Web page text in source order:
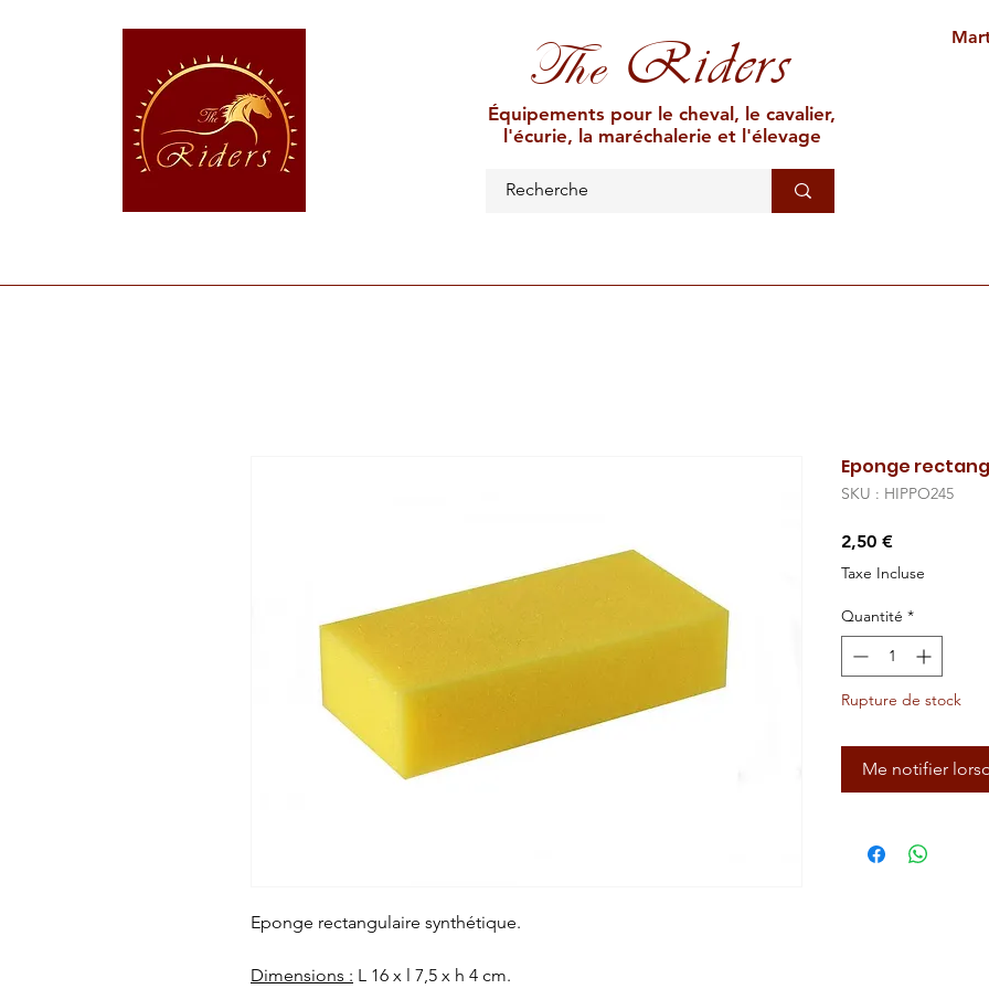
TheRiders
Équipements pour le cheval, le cavalier,
l'écurie, la maréchalerie et l'élevage
Eponge rectangulaire synthétique.
Dimensions : L 16 x l 7,5 x h 4 cm.
Eponge
SKU : HIPPO245
2,50 €Prix
Taxe Incluse
Quantité *
Rupture de stock
Me notifier